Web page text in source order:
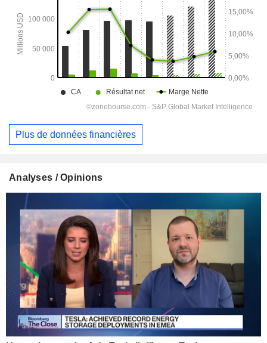
Plus de données financières
Analyses / Opinions